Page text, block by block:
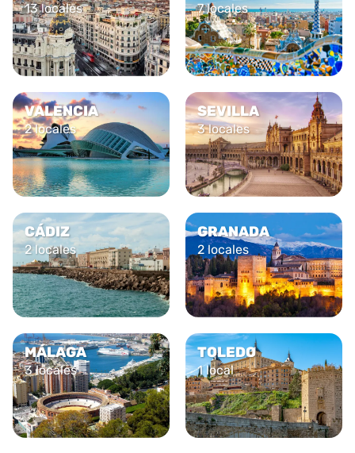
13 locales 7 locales
VALENCIA
2 locales
SEVILLA
3 locales
CÁDIZ
2 locales
GRANADA
2 locales
MÁLAGA
3 locales
TOLEDO
1 local